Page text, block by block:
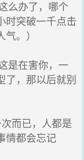
么办了，哪个
时突破一千点击
。）
是在害你，一
了，那以后就别
而已，人都是
情都会忘记